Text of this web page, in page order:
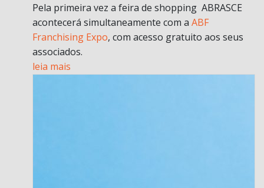
Pela primeira vez a feira de shopping ABRASCE
acontecerá simultaneamente com a ABF
Franchising Expo, com acesso gratuito aos seus
associados.
leia mais